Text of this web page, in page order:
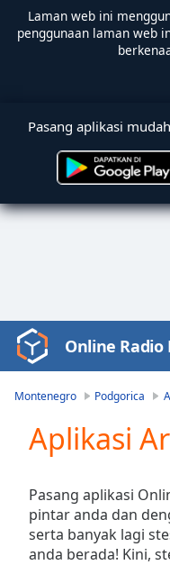
Laman web ini
penggunaan laman web
Pasang aplikasi
Video
Player
Play
Video
Skip
Backward
Skip
Forward
Mute
Online Radio
Montenegro Podgorica
Aplikasi
Pasang aplikasi
pintar anda dan
serta banyak lagi
anda berada! Kini,